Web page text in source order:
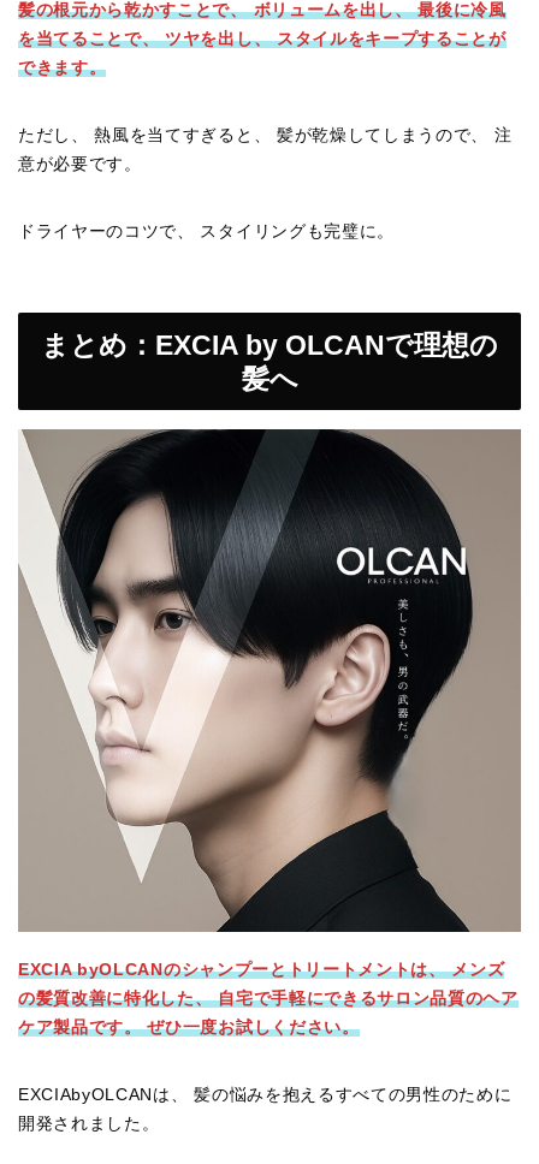
髪の根元から乾かすことで、 ボリュームを出し、 最後に冷風
を当てることで、 ツヤを出し、 スタイルをキープすることが
できます。
ただし、 熱風を当てすぎると、 髪が乾燥してしまうので、 注
意が必要です。
ドライヤーのコツで、 スタイリングも完璧に。
まとめ：EXCIA by OLCANで理想の
髪へ
EXCIA byOLCANのシャンプーとトリートメントは、 メンズ
の髪質改善に特化した、 自宅で手軽にできるサロン品質のヘア
ケア製品です。 ぜひ一度お試しください。
EXCIAbyOLCANは、 髪の悩みを抱えるすべての男性のために
開発されました。